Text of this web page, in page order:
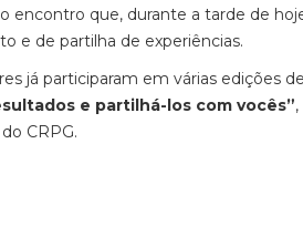
encontro que, durante a tarde de
e de partilha de experiências.
já participaram em várias edições
e partilhá-los com vocês”
CRPG.